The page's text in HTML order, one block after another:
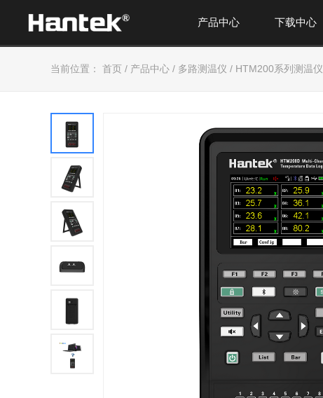
下载中心
产品中心
当前位置： 首页 / 产品中心 / 多路测温仪 / HTM200系列测温仪